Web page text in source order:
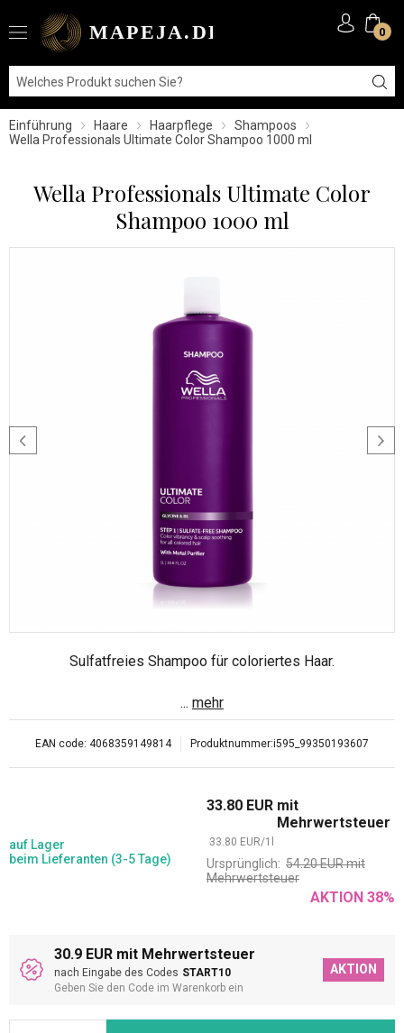
0
Einführung Haare Haarpflege
Shampoos
Wella Professionals Ultimate Color Shampoo 1000 ml
Wella Professionals Ultimate Color
Shampoo 1000 ml
Sulfatfreies Shampoo für coloriertes Haar.
... mehr
EAN code: 4068359149814 Produktnummer:i595_99350193607
auf Lager
beim Lieferanten (3-5 Tage)
33.80 EUR mit
Mehrwertsteuer
33.80 EUR/1
Ursprünglich: 54.20EURmit
Mehrwertsteuer
AKTION 38%
30.9 EUR mit Mehrwertsteuer
nach Eingabe des Codes START10
Geben Sie den Code im Warenkorb ein
AKTION